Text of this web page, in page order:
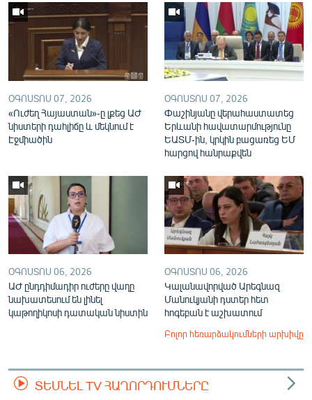
ՕԳՈՍՏՈՍ 07, 2026
«Ուժեղ Հայաստան»-ը լքեց ԱԺ
նիստերի դահլիճը և մեկնում է
Էջմիածին
ՕԳՈՍՏՈՍ 07, 2026
Փաշինյանը վերահաստատեց
Երևանի հավատարմությունը
ԵԱՏՄ-ին, կրկին բացառեց ԵՄ
հարցով հանրաքվեն
ՕԳՈՍՏՈՍ 06, 2026
ԱԺ ընդդիմադիր ուժերը վաղը
նախատեսում են լինել
կաթողիկոսի դատական նիստին
ՕԳՈՍՏՈՍ 06, 2026
Կալանավորված Արեգնազ
Մանուկյանի դստեր հետ
հոգեբան է աշխատում
Բոլոր հեռարձակումների արխիվը
ՏԵՍՆԵԼ TV ՀԱՂՈՐԴՈՒՄՆԵՐԸ